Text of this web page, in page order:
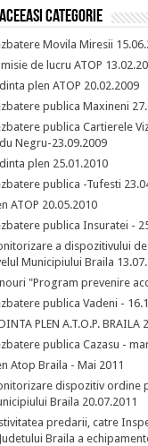
categorie
Movila Miresii
de lucru ATOP
plen ATOP 20.02.2009
publica Maxineni
publica Cartierele
Negru-23.09.2009
plen 25.01.2010
publica -Tufesti
ATOP 20.05.2010
publica Insuratei -
a dispozitivului
Municipiului Braila
"Program prevenire
publica Vadeni -
PLEN A.T.O.P. BRAILA
publica Cazasu -
Atop Braila - Mai 2011
dispozitiv ordine
Braila 20.07.2011
predarii, catre
Braila a